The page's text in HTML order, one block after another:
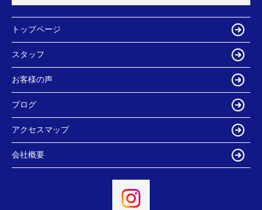
トップページ
スタッフ
お客様の声
ブログ
アクセスマップ
会社概要